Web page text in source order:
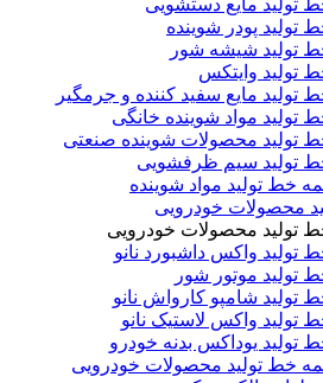
تولید پودر شوینده
تولید شیشه شور
تولید وایتکس
تولید مایع سفید کننده و جرمگیر
تولید مواد شوینده خانگی
تولید محصولات شوینده صنعتی
تولید سیم ظرفشویی
خط تولید مواد شوینده
محصولات خودرویی
تولید محصولات خودرویی
تولید واکس داشبورد نانو
تولید موتور شور
تولید شامپو کارواش نانو
تولید واکس لاستیک نانو
تولید یوداکس بدنه خودرو
خط تولید محصولات خودرویی